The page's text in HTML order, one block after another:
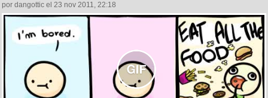
por dangottic el 23 nov 2011, 22:18